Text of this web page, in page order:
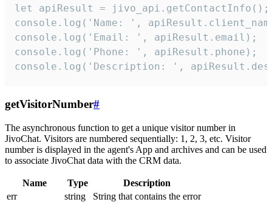
let apiResult = jivo_api.getContactInfo();
console.log('Name: ',
console.log('Email: ', apiResult.email);
console.log('Phone: ', apiResult.phone);
console.log('Description: ',
getVisitorNumber#
The asynchronous function to get a unique visitor number in
JivoChat. Visitors are numbered sequentially: 1, 2, 3, etc. Visitor
number is displayed in the agent's App and archives and can be used
to associate JivoChat data with the CRM data.
Name Type
Description
err
string
String that contains the error